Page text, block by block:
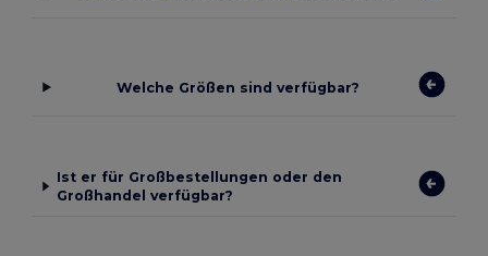
Welche Größen sind verfügbar?
Ist er für Großbestellungen oder den
Großhandel verfügbar?